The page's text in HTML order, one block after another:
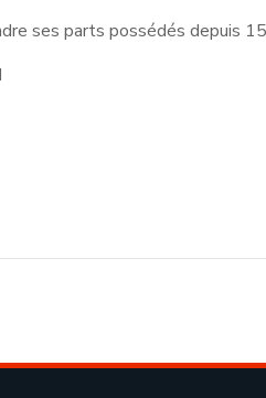
ses parts possédés depuis